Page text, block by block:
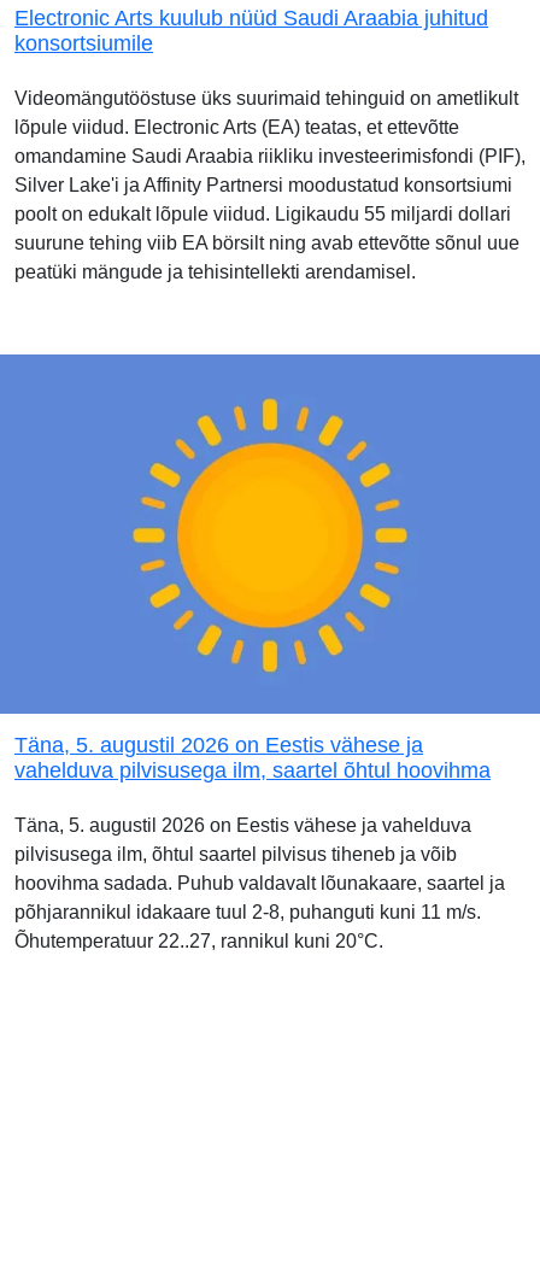
Electronic Arts kuulub nüüd Saudi Araabia juhitud
konsortsiumile
Videomängutööstuse üks suurimaid tehinguid on ametlikult
lõpule viidud. Electronic Arts (EA) teatas, et ettevõtte
omandamine Saudi Araabia riikliku investeerimisfondi (PIF),
Silver Lake'i ja Affinity Partnersi moodustatud konsortsiumi
poolt on edukalt lõpule viidud. Ligikaudu 55 miljardi dollari
suurune tehing viib EA börsilt ning avab ettevõtte sõnul uue
peatüki mängude ja tehisintellekti arendamisel.
Täna, 5. augustil 2026 on Eestis vähese ja
vahelduva pilvisusega ilm, saartel õhtul hoovihma
Täna, 5. augustil 2026 on Eestis vähese ja vahelduva
pilvisusega ilm, õhtul saartel pilvisus tiheneb ja võib
hoovihma sadada. Puhub valdavalt lõunakaare, saartel ja
põhjarannikul idakaare tuul 2-8, puhanguti kuni 11 m/s.
Õhutemperatuur 22..27, rannikul kuni 20°C.